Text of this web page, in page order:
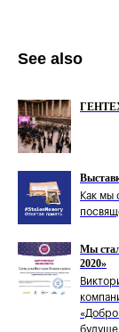
See also
Как мы
Мы
2020»